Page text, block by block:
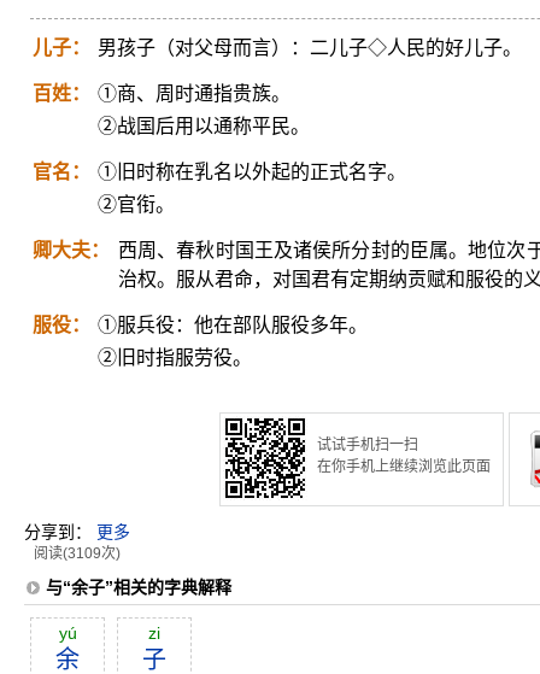
儿子： 男孩子（对父母而言）：二儿子◇人民的好儿子。
百姓：
①商、周时通指贵族。
②战国后用以通称平民。
官名：
①旧时称在乳名以外起的正式名字。
②官衔。
卿大夫：
西周、春秋时国王及诸侯所分封的臣属。地位次
治权。服从君命，对国君有定期纳贡赋和服役的
服役：
①服兵役：他在部队服役多年。
②旧时指服劳役。
试试手机扫一扫
在你手机上继续浏览此页面
分享到： 更多
阅读(3109次)
与“余子”相关的字典解释
yú
余
zi
子